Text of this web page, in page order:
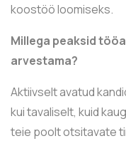
koostöö loomiseks.
Millega peaksid
arvestama?
Aktiivselt avatud
kui tavaliselt, kuid
teie poolt otsitavate